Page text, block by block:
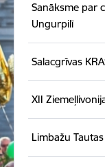
Sanāksme par
Ungurpilī
Salacgrīvas
XII
Limbažu